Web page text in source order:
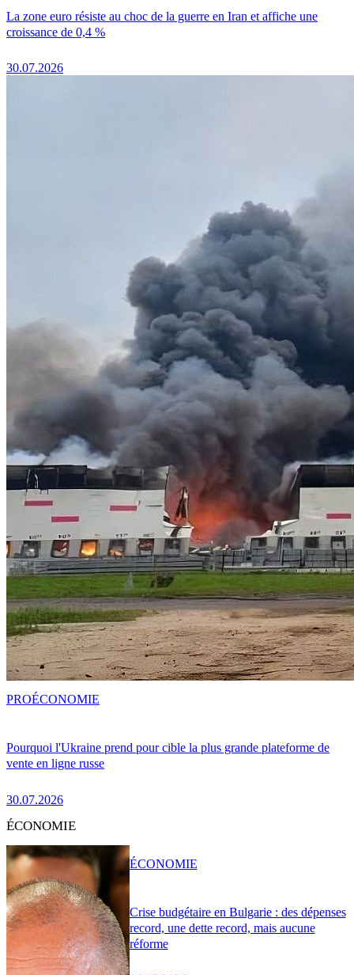
La zone euro résiste au choc de la guerre en Iran et affiche une
croissance de 0,4 %
30.07.2026
Pourquoi l'Ukraine prend pour cible la plus grande plateforme de
vente en ligne russe
30.07.2026
PROÉCONOMIE
ÉCONOMIE
Crise budgétaire en Bulgarie : des dépenses
record, une dette record, mais aucune
réforme
ÉCONOMIE